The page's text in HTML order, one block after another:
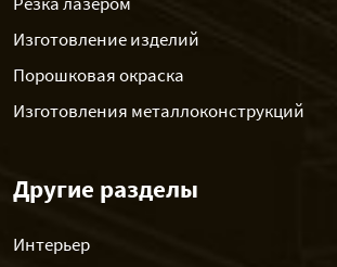
Изготовление изделий
Порошковая окраска
Изготовления металлоконструкций
Другие разделы
Интерьер